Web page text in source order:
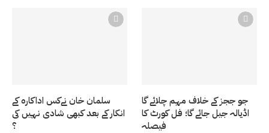
سلمان خان نےکس اداکارہ کے
انکار کے بعد کبھی شادی نہیں کی
؟
جو ججز کے خلاف مہم چلائے گا
اڈیالہ جیل جائے گا؛ فل کورٹ کا
فیصلہ